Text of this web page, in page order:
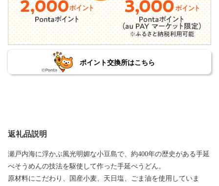
ポイント交換所はこちら
返礼品説明
瀬戸内海に浮かぶ風光明媚な小豆島で、約400年の歴史がある手延
べそうめんの技法を駆使して作った手延べうどん。
原材料にこだわり、国産小麦、天日塩、ごま油を使用していま